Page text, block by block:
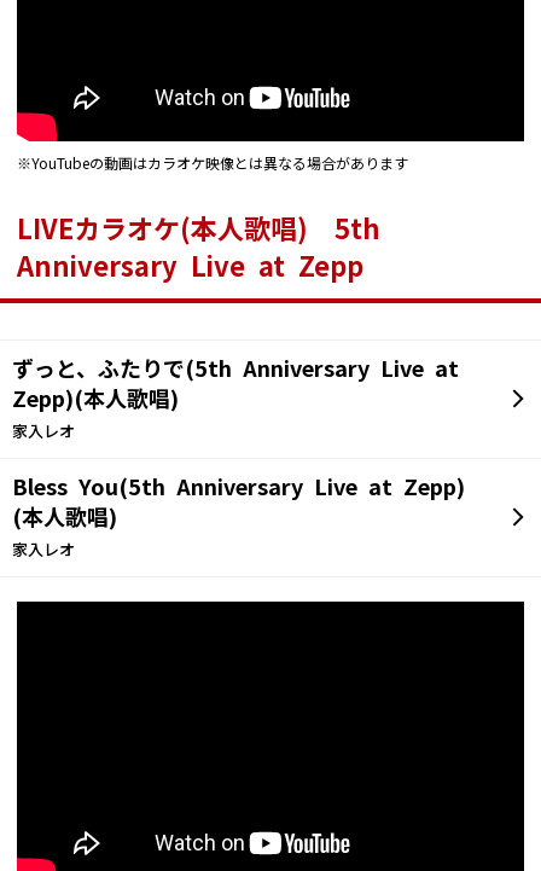
※YouTubeの動画はカラオケ映像とは異なる場合があります
LIVEカラオケ(本人歌唱) 5th
Anniversary Live at Zepp
ずっと、ふたりで(5th Anniversary Live at
Zepp)(本人歌唱)
家入レオ
Bless You(5th Anniversary Live at Zepp)
(本人歌唱)
家入レオ